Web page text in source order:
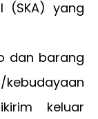
(SKA) yang
dan barang
kebudayaan
keluar